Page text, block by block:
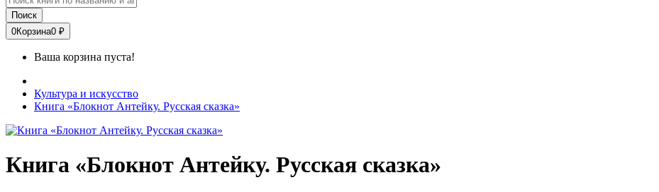
Поиск
0Корзина0 ₽
Ваша корзина пуста!
Культура и искусство
Книга «Блокнот Антейку. Русская сказка»
Книга «Блокнот Антейку. Русская сказка»